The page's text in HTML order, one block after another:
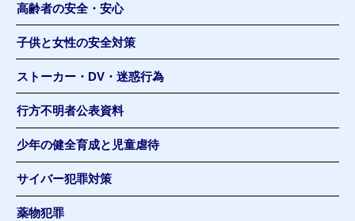
高齢者の安全・安心
子供と女性の安全対策
ストーカー・DV・迷惑行為
行方不明者公表資料
少年の健全育成と児童虐待
サイバー犯罪対策
薬物犯罪